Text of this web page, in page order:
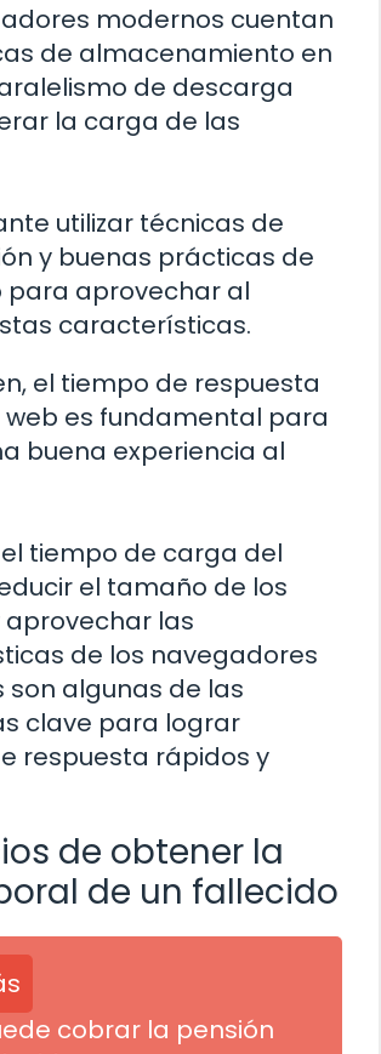
modernos cuentan
de almacenamiento en
de descarga
la carga de las
utilizar técnicas de
y buenas prácticas de
para aprovechar al
características.
el tiempo de respuesta
web es fundamental para
buena experiencia al
tiempo de carga del
el tamaño de los
aprovechar las
de los navegadores
son algunas de las
clave para lograr
respuesta rápidos y
de obtener la
de un fallecido
cobrar la pensión